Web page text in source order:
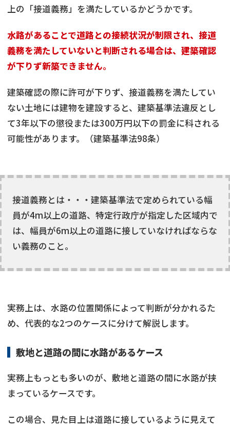
上の「接道義務」を満たしているかどうかです。
水路があることで道路との接続状況が制限され、接道
義務を満たしていないと判断される場合は、建築確認
が下りず新築できません。
建築確認の際に許可が下りず、接道義務を満たしてい
ない土地には建物を建設すると、建築基準法違反とし
て3年以下の懲役または300万円以下の罰金に科される
可能性があります。（建築基準法98条）
接道義務とは・・・建築基準法で定められている幅
員が4m以上の道路、特定行政庁が指定した区域内で
は、幅員が6m以上の道路に接していなければならな
い義務のこと。
実務上は、水路の位置関係によって判断が分かれるた
め、代表的な2つのケースに分けて解説します。
敷地と道路の間に水路があるケース
実務上もっとも多いのが、敷地と道路の間に水路が挟
まっているケースです。
この場合、見た目上は道路に接しているように見えて